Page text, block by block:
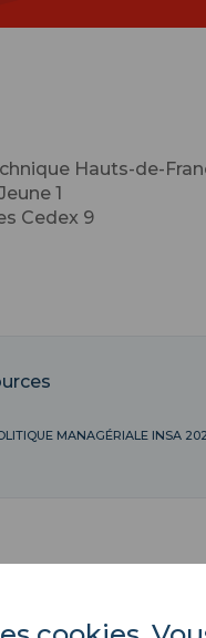
Hauts-de-
1
Cedex 9
MANAGÉRIALE INSA